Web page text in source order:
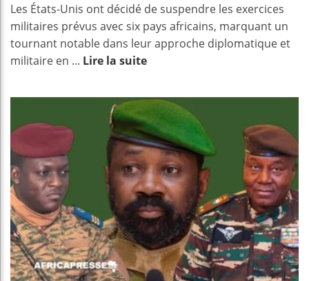
Les États-Unis ont décidé de suspendre les exercices
militaires prévus avec six pays africains, marquant un
tournant notable dans leur approche diplomatique et
militaire en ... Lire la suite